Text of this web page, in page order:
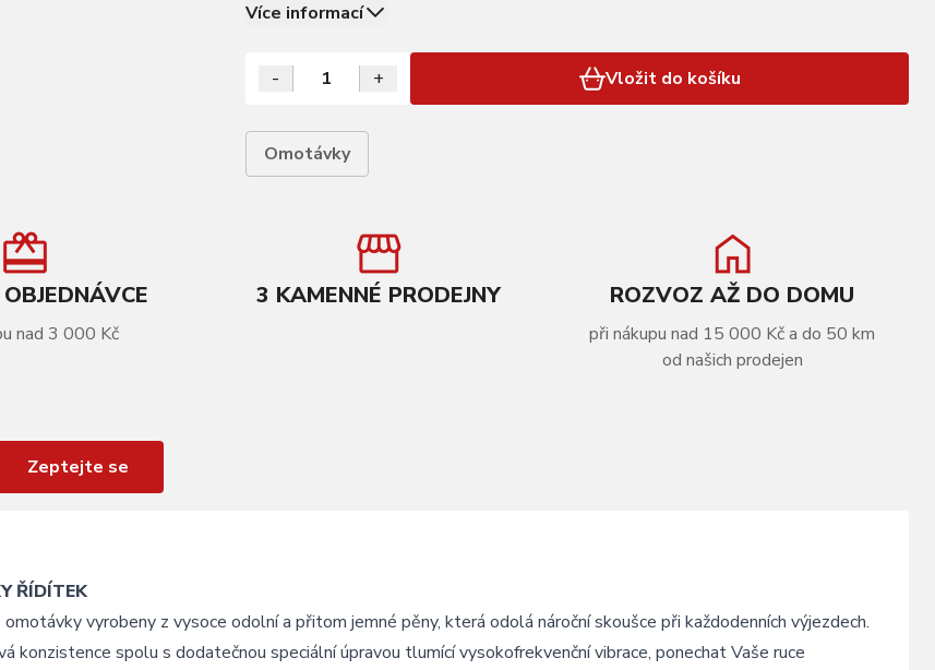
Více informací
- + Vložit do košíku
Omotávky
nad 3 000 Kč
3 KAMENNÉ PRODEJNY ROZVOZ AŽ DO DOMU
při nákupu nad 15 000 Kč a do 50 km
od našich prodejen
Zeptejte se
ŘÍDÍTEK
vyrobeny z vysoce odolní a přitom jemné pěny, která odolá nároční skoušce při každodenních výjezdech.
konzistence spolu s dodatečnou speciální úpravou tlumící vysokofrekvenční vibrace, ponechat Vaše ruce